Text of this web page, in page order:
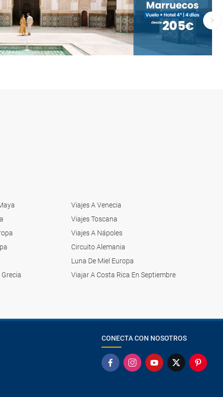
Viajes A Venecia
Viajes Toscana
Viajes A Nápoles
Circuito Alemania
Luna De Miel Europa
Viajar A Costa Rica En Septiembre
CONECTA CON NOSOTROS